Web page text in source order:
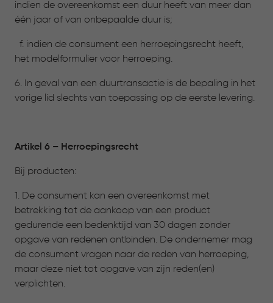
indien de overeenkomst een duur heeft van meer dan
één jaar of van onbepaalde duur is;
f. indien de consument een herroepingsrecht heeft,
het modelformulier voor herroeping.
6. In geval van een duurtransactie is de bepaling in het
vorige lid slechts van toepassing op de eerste levering.
Artikel 6 – Herroepingsrecht
Bij producten:
1. De consument kan een overeenkomst met
betrekking tot de aankoop van een product
gedurende een bedenktijd van 30 dagen zonder
opgave van redenen ontbinden. De ondernemer mag
de consument vragen naar de reden van herroeping,
maar deze niet tot opgave van zijn reden(en)
verplichten.